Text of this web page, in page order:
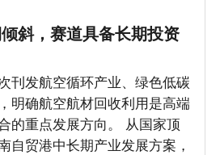
斜，赛道具备长期投资
刊发航空循环产业、绿色低碳
明确航空航材回收利用是高端
的重点发展方向。 从国家顶
自贸港中长期产业发展方案，